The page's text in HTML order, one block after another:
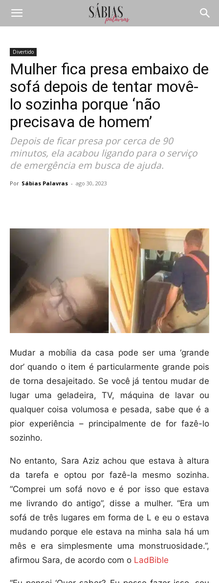
Divertido
Mulher fica presa embaixo de
sofá depois de tentar movê-
lo sozinha porque ‘não
precisava de homem’
Depois de ficar presa por cerca de 90
minutos, ela acabou ligando para o serviço
de emergência em busca de ajuda.
Por Sábias Palavras - ago 30, 2023
Mudar a mobília da casa pode ser uma ‘grande
dor’ quando o item é particularmente grande pois
de torna desajeitado. Se você já tentou mudar de
lugar uma geladeira, TV, máquina de lavar ou
qualquer coisa volumosa e pesada, sabe que é a
pior experiência – principalmente de for fazê-lo
sozinho.
No entanto, Sara Aziz achou que estava à altura
da tarefa e optou por fazê-la mesmo sozinha.
“Comprei um sofá novo e é por isso que estava
me livrando do antigo”, disse a mulher. “Era um
sofá de três lugares em forma de L e eu o estava
mudando porque ele estava na minha sala há um
mês e era simplesmente uma monstruosidade.”,
afirmou Sara, de acordo com o LadBible